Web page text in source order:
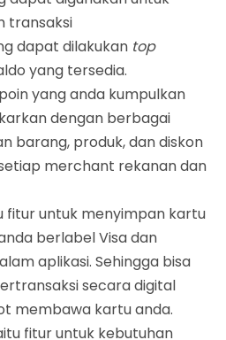
transaksi
dapat dilakukan top
yang tersedia.
yang anda kumpulkan
dengan berbagai
barang, produk, dan diskon
merchant rekanan dan
fitur untuk menyimpan kartu
berlabel Visa dan
aplikasi. Sehingga bisa
secara digital
membawa kartu anda.
fitur untuk kebutuhan